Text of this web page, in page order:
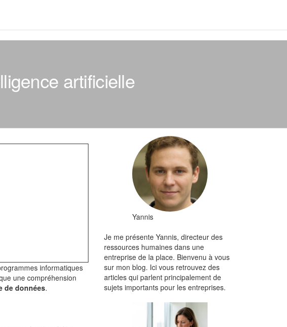
artificielle
informatiques
une compréhension
de données.
Yannis
Je me présente Yannis, directeur des
ressources humaines dans une
entreprise de la place. Bienvenu à vous
sur mon blog. Ici vous retrouvez des
articles qui parlent principalement de
sujets importants pour les entreprises.